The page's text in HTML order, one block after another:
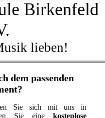
Birkenfeld
lieben!
dem passenden
Sie sich mit uns in
Sie einekostenlose